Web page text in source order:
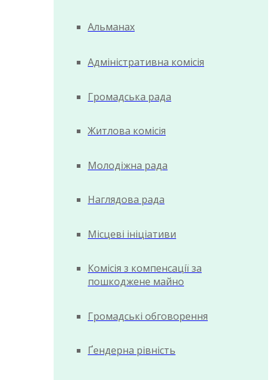
Альманах
Адміністративна комісія
Громадська рада
Житлова комісія
Молодіжна рада
Наглядова рада
Місцеві ініціативи
Комісія з компенсації за
пошкоджене майно
Громадські обговорення
Ґендерна рівність